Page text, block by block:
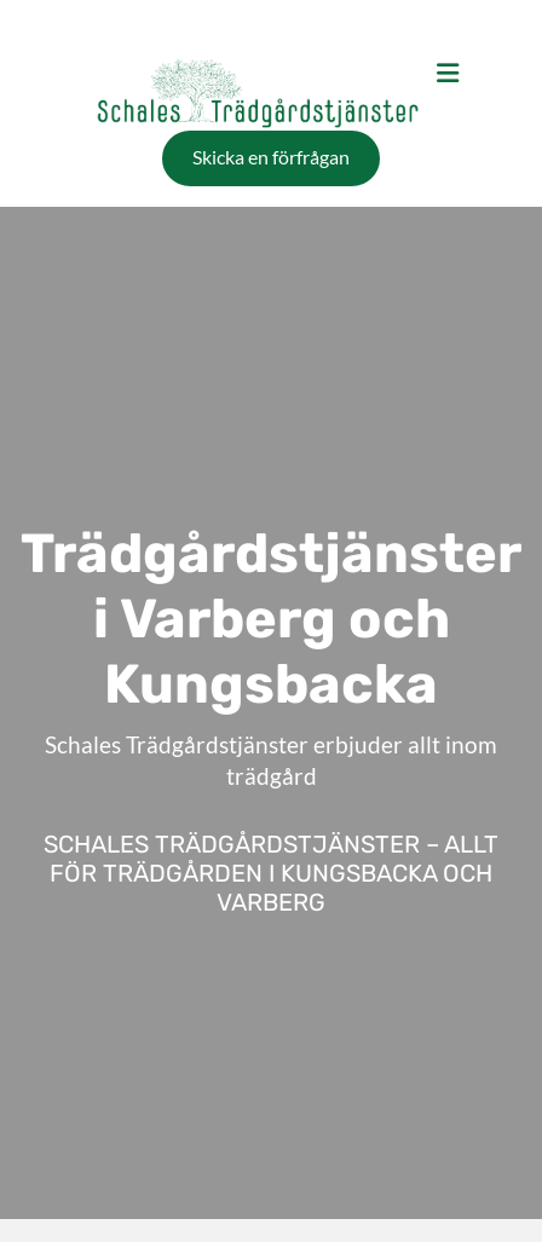
Skicka en förfrågan
Trädgårdstjänster
i Varberg och
Kungsbacka
Schales Trädgårdstjänster erbjuder allt inom
trädgård
SCHALES TRÄDGÅRDSTJÄNSTER – ALLT
FÖR TRÄDGÅRDEN I KUNGSBACKA OCH
VARBERG